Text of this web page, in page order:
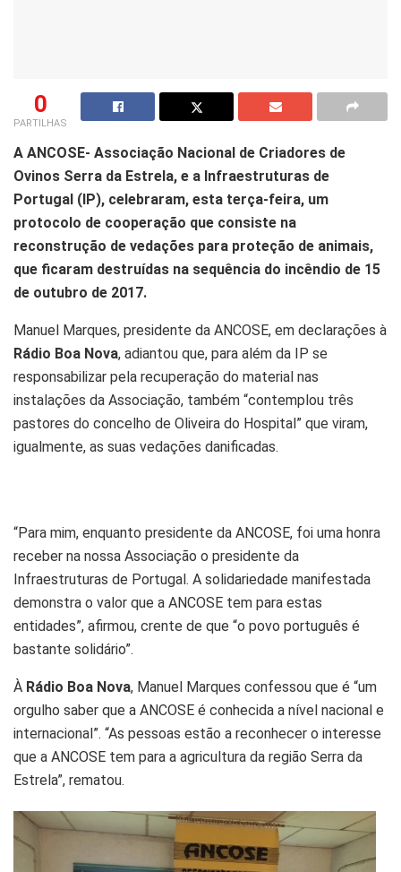
0
PARTILHAS
A ANCOSE- Associação Nacional de Criadores de
Ovinos Serra da Estrela, e a Infraestruturas de
Portugal (IP), celebraram, esta terça-feira, um
protocolo de cooperação que consiste na
reconstrução de vedações para proteção de animais,
que ficaram destruídas na sequência do incêndio de 15
de outubro de 2017.
Manuel Marques, presidente da ANCOSE, em declarações à
Rádio Boa Nova, adiantou que, para além da IP se
responsabilizar pela recuperação do material nas
instalações da Associação, também “contemplou três
pastores do concelho de Oliveira do Hospital” que viram,
igualmente, as suas vedações danificadas.
“Para mim, enquanto presidente da ANCOSE, foi uma honra
receber na nossa Associação o presidente da
Infraestruturas de Portugal. A solidariedade manifestada
demonstra o valor que a ANCOSE tem para estas
entidades”, afirmou, crente de que “o povo português é
bastante solidário”.
À Rádio Boa Nova, Manuel Marques confessou que é “um
orgulho saber que a ANCOSE é conhecida a nível nacional e
internacional”. “As pessoas estão a reconhecer o interesse
que a ANCOSE tem para a agricultura da região Serra da
Estrela”, rematou.